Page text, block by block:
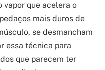
vapor que acelera o
mais duros de
se desmancham
essa técnica para
que parecem ter